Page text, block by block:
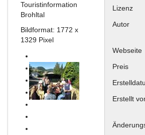
Touristinformation
Brohltal
Bildformat: 1772 x
1329 Pixel
Lizenz
Autor
Webseite
Preis
Erstellt